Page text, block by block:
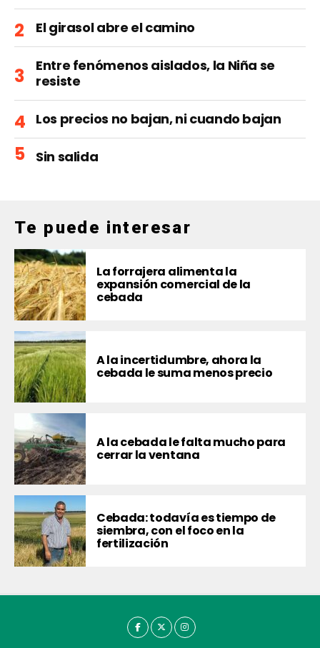
El girasol abre el camino
Entre fenómenos aislados, la Niña se
resiste
Los precios no bajan, ni cuando bajan
Sin salida
Te puede interesar
La forrajera alimenta la
expansión comercial de la
cebada
A la incertidumbre, ahora la
cebada le suma menos precio
A la cebada le falta mucho para
cerrar la ventana
Cebada: todavía es tiempo de
siembra, con el foco en la
fertilización